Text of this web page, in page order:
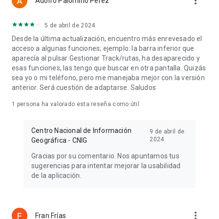
5 de abril de 2024
Desde la última actualización, encuentro más enrevesado el
acceso a algunas funciones; ejemplo: la barra inferior que
aparecía al pulsar Gestionar Track/rutas, ha desaparecido y
esas funciones, las tengo que buscar en otra pantalla. Quizás
sea yo o mi teléfono, pero me manejaba mejor con la versión
anterior. Será cuestión de adaptarse. Saludos
1 persona ha valorado esta reseña como útil
Centro Nacional de Información
Geográfica - CNIG
9 de abril de
2024
Gracias por su comentario. Nos apuntamos tus
sugerencias para intentar mejorar la usabilidad
de la aplicación.
Fran Frías more_vert